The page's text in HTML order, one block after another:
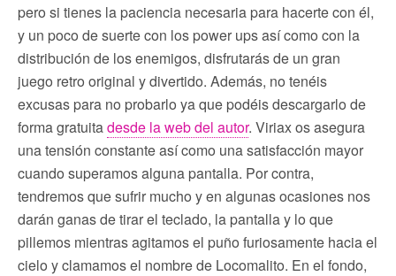
pero si tienes la paciencia necesaria para hacerte con él,
y un poco de suerte con los power ups así como con la
distribución de los enemigos, disfrutarás de un gran
juego retro original y divertido. Además, no tenéis
excusas para no probarlo ya que podéis descargarlo de
forma gratuitadesde la web del autor. Viriax os asegura
una tensión constante así como una satisfacción mayor
cuando superamos alguna pantalla. Por contra,
tendremos que sufrir mucho y en algunas ocasiones nos
darán ganas de tirar el teclado, la pantalla y lo que
pillemos mientras agitamos el puño furiosamente hacia el
cielo y clamamos el nombre de Locomalito. En el fondo,